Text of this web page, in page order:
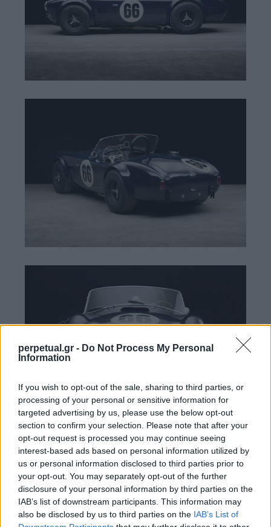
perpetual.gr - Do Not Process My Personal
Information
If you wish to opt-out of the sale, sharing to third parties, or
processing of your personal or sensitive information for
targeted advertising by us, please use the below opt-out
section to confirm your selection. Please note that after your
opt-out request is processed you may continue seeing
interest-based ads based on personal information utilized by
us or personal information disclosed to third parties prior to
your opt-out. You may separately opt-out of the further
disclosure of your personal information by third parties on the
IAB’s list of downstream participants. This information may
also be disclosed by us to third parties on the IAB’s List of